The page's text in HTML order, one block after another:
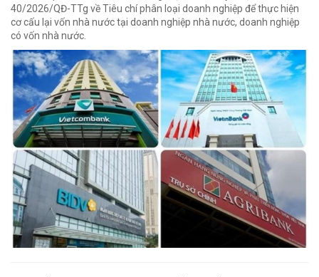
40/2026/QĐ-TTg về Tiêu chí phân loại doanh nghiệp để thực hiện
cơ cấu lại vốn nhà nước tại doanh nghiệp nhà nước, doanh nghiệp
có vốn nhà nước.